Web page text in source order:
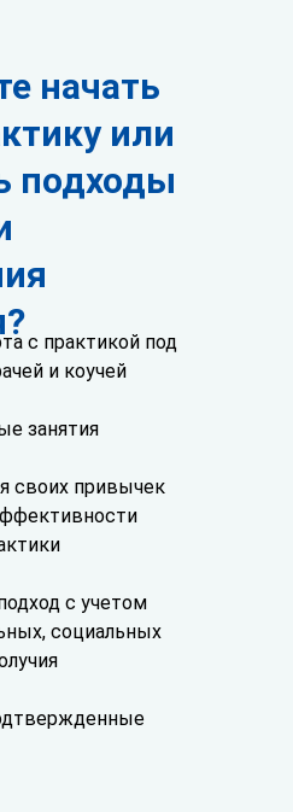
начать
или
подходы
с практикой под
и коучей
занятия
своих привычек
с учетом
социальных